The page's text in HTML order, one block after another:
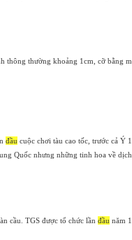
thường khoảng 1cm, cỡ bằng
đầu cuộc chơi tàu cao tốc, trước cả Ý
Quốc nhưng những tinh hoa về
cầu. TGS được tổ chức lần đầu năm